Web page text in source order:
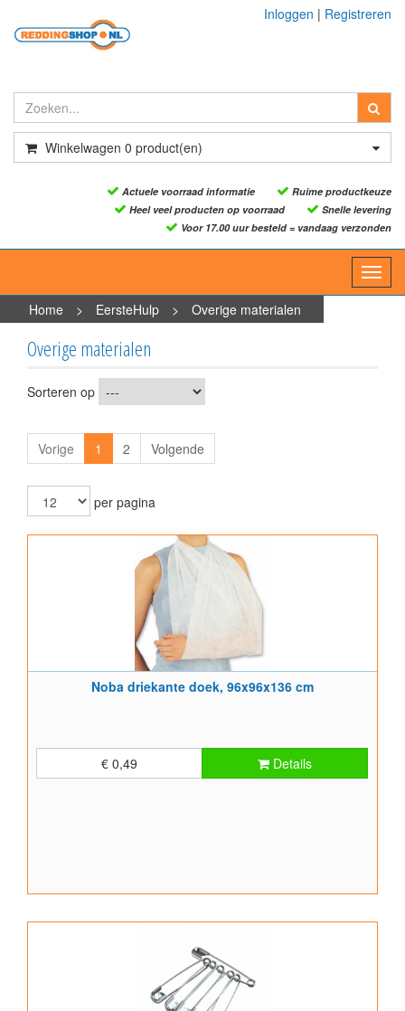
Inloggen | Registreren
Winkelwagen 0 product(en)
Actuele voorraad informatie
Ruime productkeuze
Heel veel producten op voorraad
Snelle levering
Voor 17.00 uur besteld = vandaag verzonden
Home
> EersteHulp > Overige materialen
Overige materialen
Sorteren op
Vorige 1 2 Volgende
per pagina
Noba driekante doek, 96x96x136 cm
€ 0,49 Details